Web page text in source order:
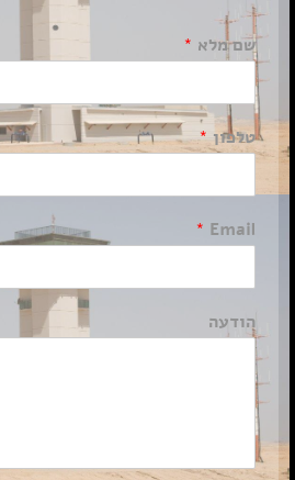
שם מלא *
טלפון*
Email
*
הודעה